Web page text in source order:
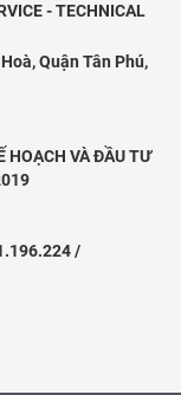
- TECHNICAL
Quận Tân Phú,
HOẠCH VÀ ĐẦU TƯ
/